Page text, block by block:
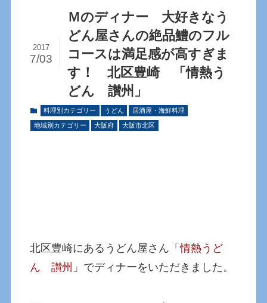
Ｍのディナー 大好きなう
どん屋さんの絶品鱧のフル
コースは満足感が高すぎま
す！ 北区豊崎 「情熱う
どん 讃州」
2017
7/03
料理別カテゴリー うどん 居酒屋・海鮮料理
地域別カテゴリー 大阪府 大阪市北区
北区豊崎にあるうどん屋さん「情熱うど
ん 讃州 」でディナーをいただきました。